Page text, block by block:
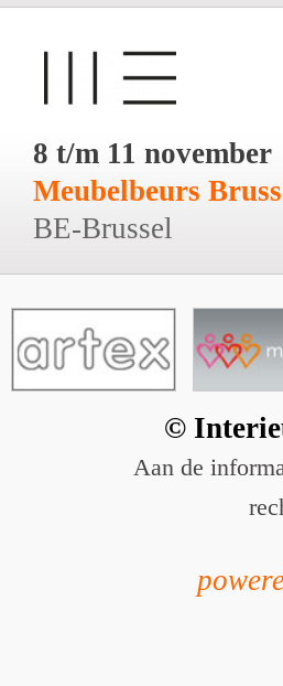
8 t/m 11 november
Meubelbeurs
BE-Brussel
©
Aan de